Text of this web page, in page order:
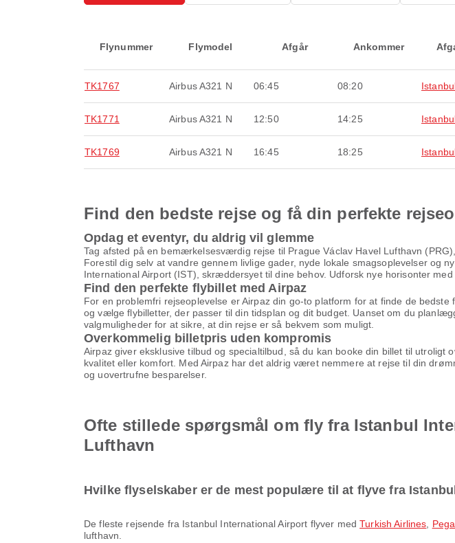
Flynummer Flymodel Afgår Ankommer
TK1767 Airbus A321 N 06:45 08:20
TK1771 Airbus A321 N 12:50 14:25
TK1769 Airbus A321 N 16:45 18:25
Find den bedste rejse og få din perfekte
Opdag et eventyr, du aldrig vil glemme
Tag afsted på en bemærkelsesværdig rejse til Prague Václav Havel Lufthavn
Forestil dig selv at vandre gennem livlige gader, nyde lokale smagsoplevelser og
International Airport (IST), skræddersyet til dine behov. Udforsk nye horisonter
Find den perfekte flybillet med Airpaz
For en problemfri rejseoplevelse er Airpaz din go-to platform for at finde de
og vælge flybilletter, der passer til din tidsplan og dit budget. Uanset om du
valgmuligheder for at sikre, at din rejse er så bekvem som muligt.
Overkommelig billetpris uden kompromis
Airpaz giver eksklusive tilbud og specialtilbud, så du kan booke din billet til
kvalitet eller komfort. Med Airpaz har det aldrig været nemmere at rejse til din
og uovertrufne besparelser.
Ofte stillede spørgsmål om fly fra Istanbul
Lufthavn
Hvilke flyselskaber er de mest populære til at flyve fra
De fleste rejsende fra Istanbul International Airport flyver medTurkish Airlines
lufthavn.